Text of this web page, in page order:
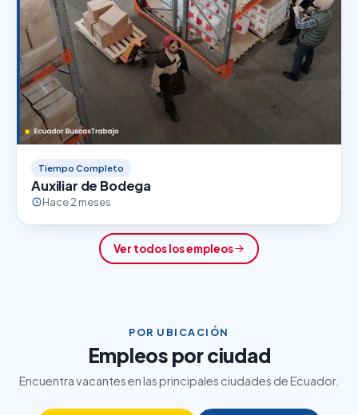
Tiempo Completo
Auxiliar de Bodega
Hace 2 meses
Ver todos los empleos
POR UBICACIÓN
Empleos por ciudad
Encuentra vacantes en las principales ciudades de Ecuador.